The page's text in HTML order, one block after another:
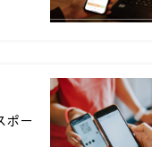
ポー